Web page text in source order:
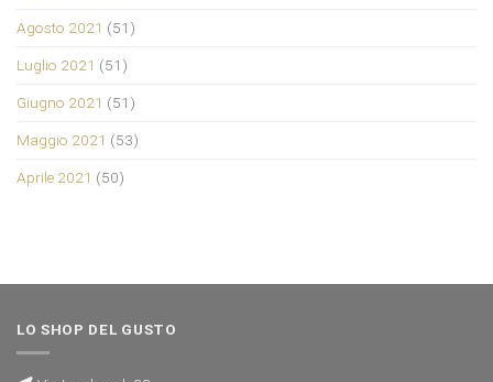
Agosto 2021 (51)
Luglio 2021 (51)
Giugno 2021 (51)
Maggio 2021 (53)
Aprile 2021 (50)
LO SHOP DEL GUSTO